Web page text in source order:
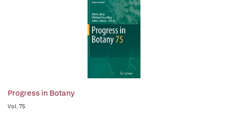
Progress in Botany
Vol. 75